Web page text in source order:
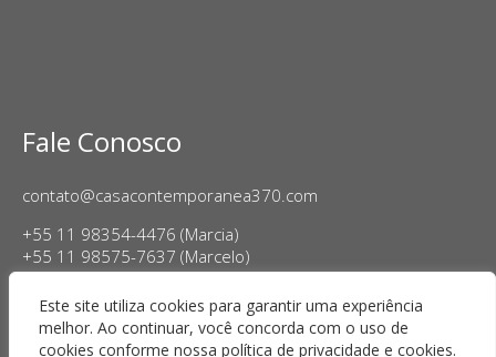
Este site utiliza cookies para garantir uma experiência
melhor. Ao continuar, você concorda com o uso de
cookies conforme nossa política de privacidade e cookies.
Fale Conosco
contato@casacontemporanea370.com
+55 11 98354-4476 (Marcia)
+55 11 98575-7637 (Marcelo)
Horário de Funcionamento:
Terça a sexta-feira, das 14h às 18h
Sábado das 11h às 17h